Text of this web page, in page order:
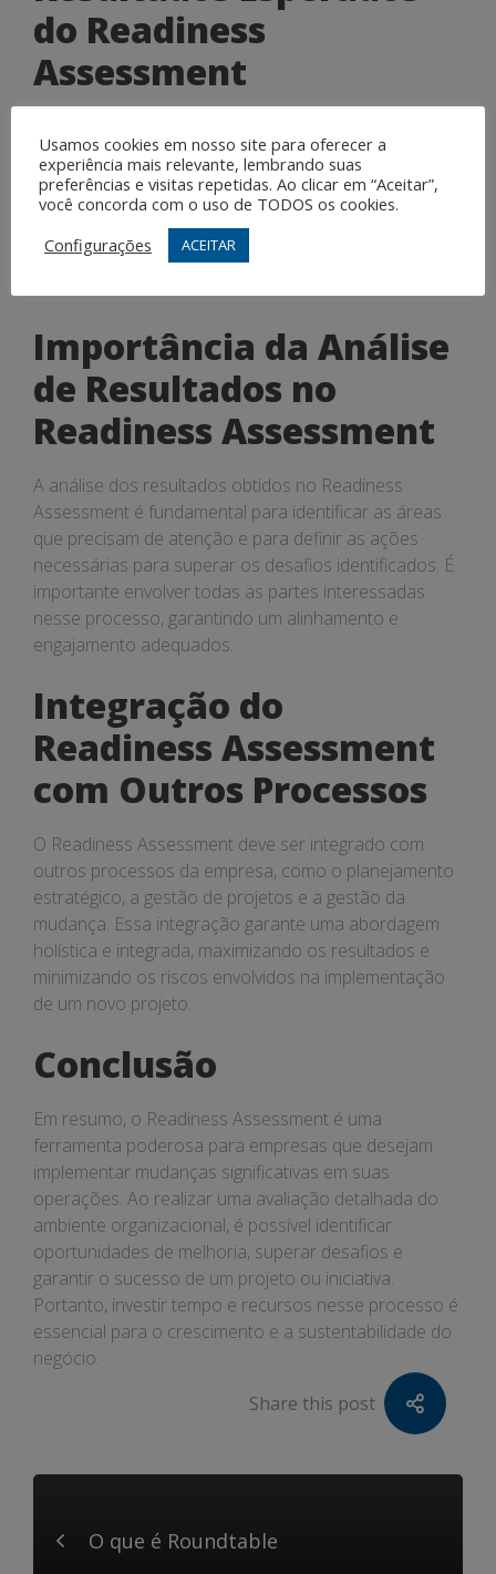
do Readiness
Assessment
incluem a identificação de oportunidades de melhoria,
a definição de metas claras e mensuráveis, a criação
de um plano de ação eficaz e a mobilização de
recursos necessários para a implementação do
projeto. Esses resultados são essenciais para o
Importância da Análise
de Resultados no
Readiness Assessment
A análise dos resultados obtidos no Readiness
Assessment é fundamental para identificar as áreas
que precisam de atenção e para definir as ações
necessárias para superar os desafios identificados. É
importante envolver todas as partes interessadas
nesse processo, garantindo um alinhamento e
engajamento adequados.
Integração do
Readiness Assessment
com Outros Processos
O Readiness Assessment deve ser integrado com
outros processos da empresa, como o planejamento
estratégico, a gestão de projetos e a gestão da
mudança. Essa integração garante uma abordagem
holística e integrada, maximizando os resultados e
minimizando os riscos envolvidos na implementação
de um novo projeto.
Conclusão
Em resumo, o Readiness Assessment é uma
ferramenta poderosa para empresas que desejam
implementar mudanças significativas em suas
operações. Ao realizar uma avaliação detalhada do
ambiente organizacional, é possível identificar
oportunidades de melhoria, superar desafios e
garantir o sucesso de um projeto ou iniciativa.
Portanto, investir tempo e recursos nesse processo é
essencial para o crescimento e a sustentabilidade do
negócio.
Share this post
O que é Roundtable
Usamos cookies em nosso site para oferecer a
experiência mais relevante, lembrando suas
preferências e visitas repetidas. Ao clicar em “Aceitar”,
você concorda com o uso de TODOS os cookies.
Configurações
ACEITAR